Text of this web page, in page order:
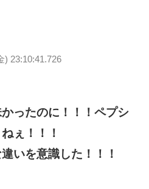
) 23:10:41.726
ったのに！！！ペプシ
ぇ！！！
いを意識した！！！